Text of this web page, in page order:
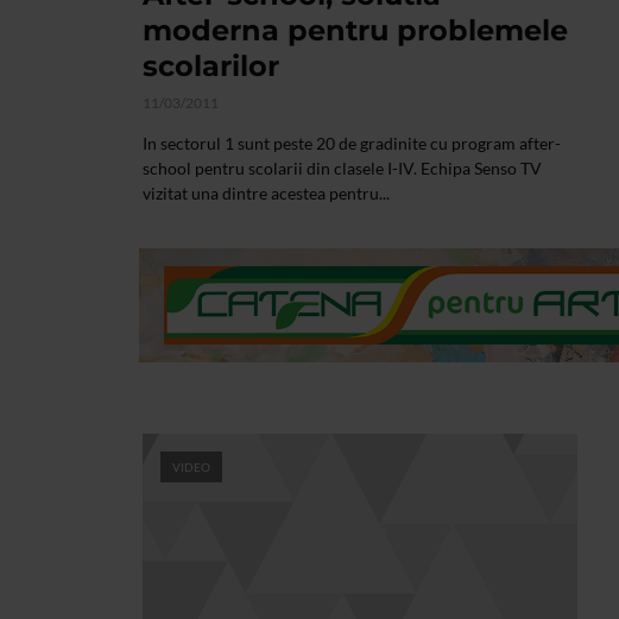
moderna pentru problemele
scolarilor
11/03/2011
In sectorul 1 sunt peste 20 de gradinite cu program after-
school pentru scolarii din clasele I-IV. Echipa Senso TV
vizitat una dintre acestea pentru...
VIDEO